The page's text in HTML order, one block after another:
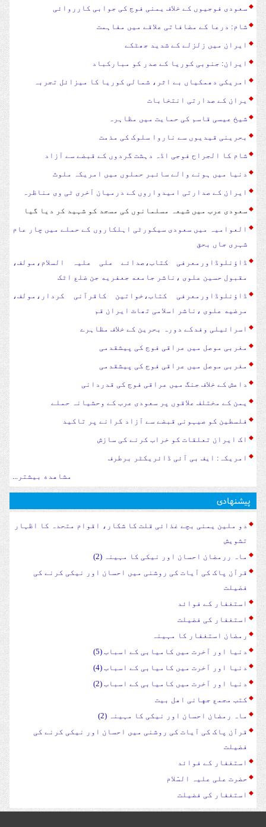
سعودی فوجیوں کے خلاف یمنی فوج کی جوابی کارروائی
شام: درعا کے مضافاتی علاقے میں مفاہمت
ایران میں زلزلے کے شدید جھٹکے
ایران: جنوبی کوریا کے صدر کو مبارکباد
امریکی دھمکیاں بے اثر، شمالی کوریا کا میزائل تجربہ
یران کے صدارتی انتخابات
شیخ عیسی قاسم کی حمایت میں مظاہرہ
بحرینی قیدیوں سے ناروا سلوک کی مذمت
شام کا الجراح فوجی اڈہ دہشت گردوں کے قبضے سے آزاد
دنیا میں ہونے والے سائبر حملوں میں امریکہ ملوث
ایران کے صدارتی امیدواروں کے درمیان آخری ٹی وی مناظرہ
سعودی عرب میں شیعہ مسلمانوں کی مسجد کو شہید کر دیا گیا
العوامیہ میں سعودی سیکورٹی اہلکاروں کے حملے میں چار عام
شہری جاں بحق
ڈاؤنلوڈاورمعرفی کتاب،صدائے علی علیہ السلام،مولف،
مقبول حسین علوی ،ناشر جامعه جعفریه جن ضلع اٹک
ڈاؤنلوڈاورمعرفی کتاب،خواتین کاقرآنی کردار،مولف،
مرضیه علوی ،ناشر اسلامی تھاٹ ایران قم
اسرائیلی وفدکے دورہ بحرین کے خلاف مظاہرے
مغربی موصل میں عراقی فوج کی پیشقدمی
مغربی موصل میں عراقی فوج کی پیشقدمی
داعش کے خلاف جنگ میں عراقی فوج کی قدردانی
یمن کے مختلف علاقوں پر سعودی عرب کے وحشیانہ حملے
فلسطین کو صیہونی قبضے سے آزاد کرانے پر تاکید
اک ایران تعلقات کو خراب کرنے کی سازش
امریکہ: ایف بی آئی ڈائریکٹر برطرف
مشاهده بیشتر...
پیشنهادی
دو ملین یمنی بچے غذائی قلت کا شکار، اقوام متحدہ کا اظہار
تشویش
ماہ ررمضان احسان اور نیکی کا مہینہ (2)
قرآن پاک کی آیات کی روشنی میں احسان اور نیکی کرنے کی
فضیلت
استغفار کے فوائد
استغفار کی فضیلت
رمضان استغفار کا مہینہ
دنیا اور آخرت میں کامیابی کے اسباب (5)
دنیا اور آخرت میں کامیابی کے اسباب (4)
دنیا اور آخرت میں کامیابی کے اسباب (2)
کتب مجمع جهانی اهل بیت
ماہ رمضان احسان اور نیکی کا مہینہ (2)
قرآن پاک کی آیات کی روشنی میں احسان اور نیکی کرنے کی
فضیلت
استغفار کے فوائد
حضرت علی علیہ السّلام
استغفار کی فضیلت